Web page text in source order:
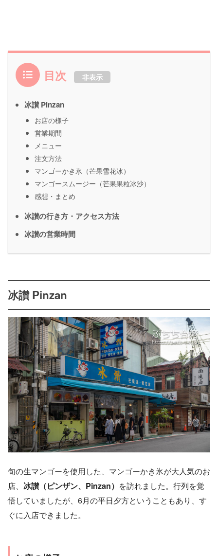
目次 非表示
冰讃 Pinzan
お店の様子
営業期間
メニュー
注文方法
マンゴーかき氷（芒果雪花冰）
マンゴースムージー（芒果果粒冰沙）
感想・まとめ
冰讃の行き方・アクセス方法
冰讃の営業時間
冰讃 Pinzan
旬の生マンゴーを使用した、マンゴーかき氷が大人気のお
店、 冰讃（ピンザン、Pinzan） を訪れました。行列を覚
悟していましたが、6月の平日夕方ということもあり、す
ぐに入店できました。